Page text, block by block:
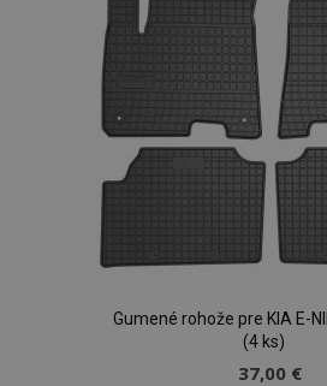
Gumené rohože pre KIA E-
(4 ks)
37,00 €